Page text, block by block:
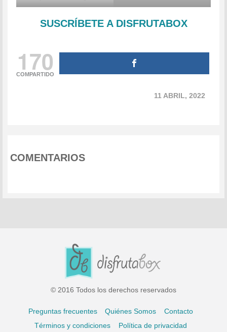
SUSCRÍBETE A DISFRUTABOX
170
COMPARTIDO
11 ABRIL, 2022
COMENTARIOS
© 2016 Todos los derechos reservados
Preguntas frecuentes Quiénes Somos
Contacto
Términos y condiciones
Política de privacidad